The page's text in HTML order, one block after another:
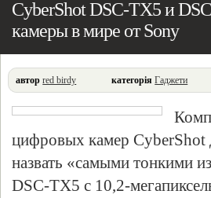
CyberShot DSC-TX5 и
камеры в мире от Sony
автор red birdy категорія Гаджети
цифровых камер
назвать «самыми тонкими
DSC-TX5 с 10,2-